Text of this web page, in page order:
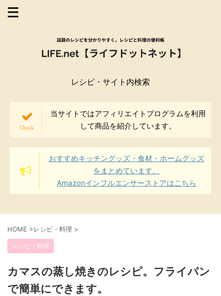
レシピ・サイト内検索
当サイトではアフィリエイトプログラムを利用
して商品を紹介しています。
おすすめキッチングッズ・食材・ホームグッズ
をまとめています。
Amazonインフルエンサーストアはこちら
HOME >レシピ・料理 >
レシピ・料理
カマスの蒸し焼きのレシピ。フライパン
で簡単にできます。